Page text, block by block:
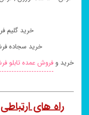
خرید گلیم
خرید سجاده
خرید وفروش عمده تابلو
راه های